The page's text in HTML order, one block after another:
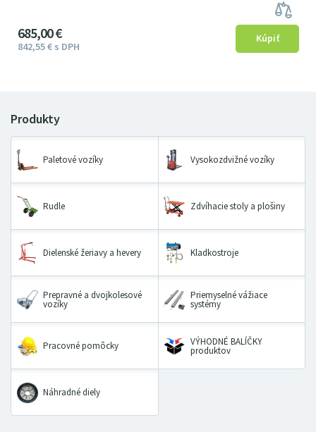
685 00€
842 55€ s DPH
Paletové vozíky Vysokozdvižné vozíky
Rudle Zdvíhacie stoly a plošiny
Dielenské žeriavy a hevery Kladkostroje
Prepravné a dvojkolesové
vozíky
Priemyselné vážiace
systémy
Pracovné pomôcky VÝHODNÉ BALÍČKY
produktov
Náhradné diely